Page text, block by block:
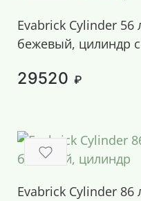
Evabrick Cylinder 56
бежевый, цилиндр
29520 ₽
Evabrick Cylinder 86